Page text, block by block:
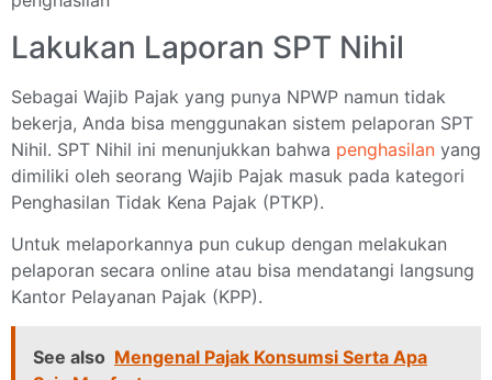
Lakukan Laporan SPT Nihil
Sebagai Wajib Pajak yang punya NPWP namun tidak
bekerja, Anda bisa menggunakan sistem pelaporan SPT
Nihil. SPT Nihil ini menunjukkan bahwa penghasilan yang
dimiliki oleh seorang Wajib Pajak masuk pada kategori
Penghasilan Tidak Kena Pajak (PTKP).
Untuk melaporkannya pun cukup dengan melakukan
pelaporan secara online atau bisa mendatangi langsung
Kantor Pelayanan Pajak (KPP).
See also Mengenal Pajak Konsumsi Serta Apa